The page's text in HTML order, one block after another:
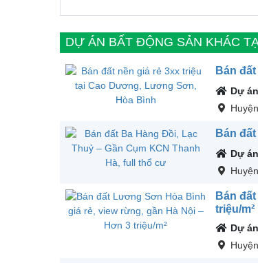
DỰ ÁN BẤT ĐỘNG SẢN KHÁC
Bán
Dự
Bán
Dự
Bán
triệu/m²
Dự